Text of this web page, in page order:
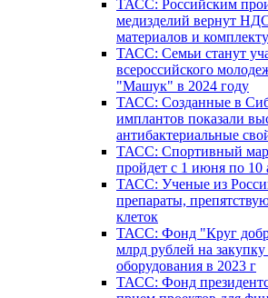
ТАСС: Российским
медизделий вернут
материалов и
ТАСС: Семьи станут
всероссийского
"Машук" в 2024 году
ТАСС: Созданные в
имплантов показали
антибактериальные
ТАСС: Спортивный
пройдет с 1 июня по 10
ТАСС: Ученые из
препараты,
клеток
ТАСС: Фонд "Круг
млрд рублей на
оборудования в 2023 г
ТАСС: Фонд